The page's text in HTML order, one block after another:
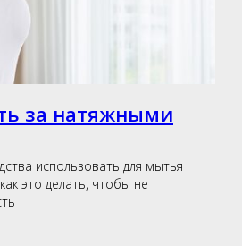
за натяжными
использовать для мытья
это делать, чтобы не